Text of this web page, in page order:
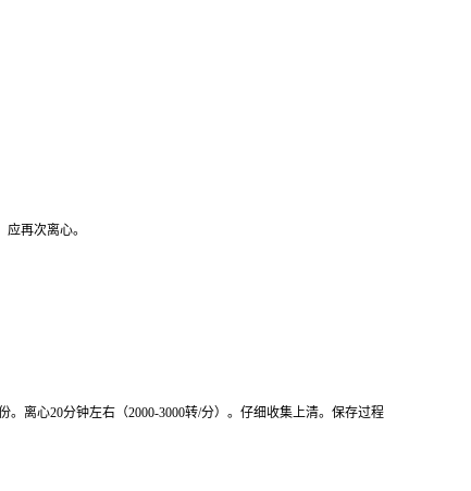
再次离心。
离心20分钟左右（2000-3000转/分）。仔细收集上清。保存过程